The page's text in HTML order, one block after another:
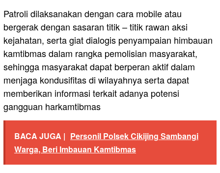
Patroli dilaksanakan dengan cara mobile atau
bergerak dengan sasaran titik – titik rawan aksi
kejahatan, serta giat dialogis penyampaian himbauan
kamtibmas dalam rangka pemolisian masyarakat,
sehingga masyarakat dapat berperan aktif dalam
menjaga kondusifitas di wilayahnya serta dapat
memberikan informasi terkait adanya potensi
gangguan harkamtibmas
BACA JUGA | Personil Polsek Cikijing Sambangi
Warga, Beri Imbauan Kamtibmas